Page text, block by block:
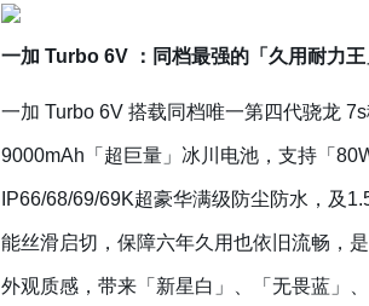
一加 Turbo 6V ：同档最强的「久用耐力王
一加 Turbo 6V 搭载同档唯一第四代骁龙
9000mAh「超巨量」冰川电池，支持「
IP66/68/69/69K超豪华满级防尘防水，及
能丝滑启切，保障六年久用也依旧流畅，
外观质感，带来「新星白」、「无畏蓝」